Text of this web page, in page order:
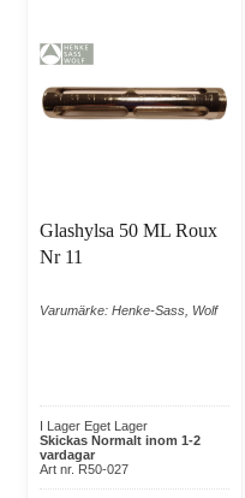
Glashylsa 50 ML Roux
Nr 11
Varumärke: Henke-Sass, Wolf
I Lager Eget Lager
Skickas Normalt inom 1-2
vardagar
Art nr. R50-027